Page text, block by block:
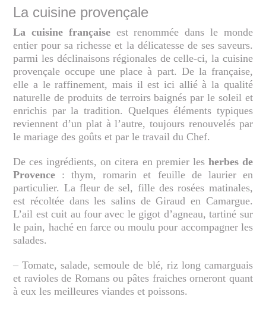
La cuisine provençale
La cuisine françaiseest renommée dans le monde
entier pour sa richesse et la délicatesse de ses saveurs.
parmi les déclinaisons régionales de celle-ci, la cuisine
provençale occupe une place à part. De la française,
elle a le raffinement, mais il est ici allié à la qualité
naturelle de produits de terroirs baignés par le soleil et
enrichis par la tradition. Quelques éléments typiques
reviennent d’un plat à l’autre, toujours renouvelés par
le mariage des goûts et par le travail du Chef.
De ces ingrédients, on citera en premier les herbes de
Provence : thym, romarin et feuille de laurier en
particulier. La fleur de sel, fille des rosées matinales,
est récoltée dans les salins de Giraud en Camargue.
L’ail est cuit au four avec le gigot d’agneau, tartiné sur
le pain, haché en farce ou moulu pour accompagner les
salades.
– Tomate, salade, semoule de blé, riz long camarguais
et ravioles de Romans ou pâtes fraiches orneront quant
à eux les meilleures viandes et poissons.